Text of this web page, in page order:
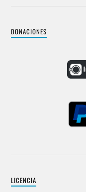
DONACIONES
LICENCIA